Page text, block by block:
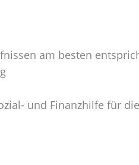
am besten
und Finanzhilfe für